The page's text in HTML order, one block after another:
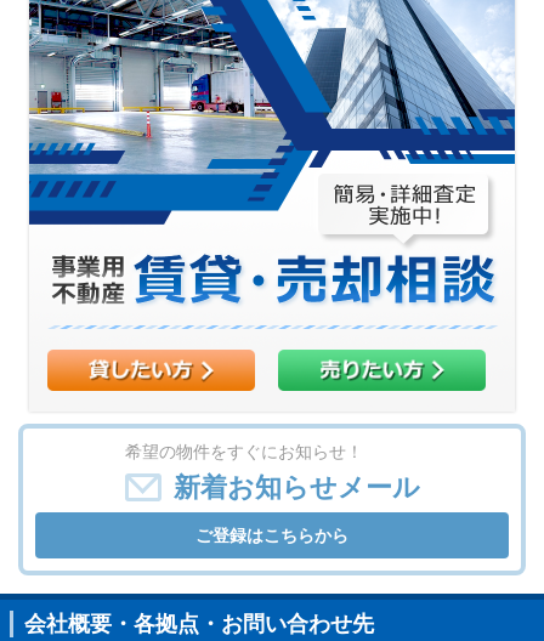
希望の物件をすぐにお知らせ！
新着お知らせメール
ご登録はこちらから
会社概要・各拠点・お問い合わせ先